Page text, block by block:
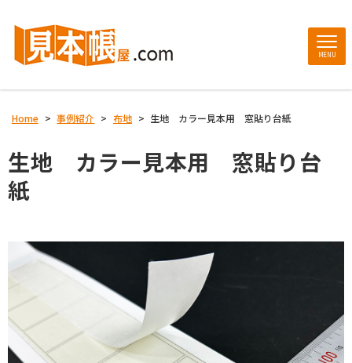
MENU
Home > 事例紹介 > 布地 > 生地 カラー見本用 窓貼り台紙
生地 カラー見本用 窓貼り台
紙